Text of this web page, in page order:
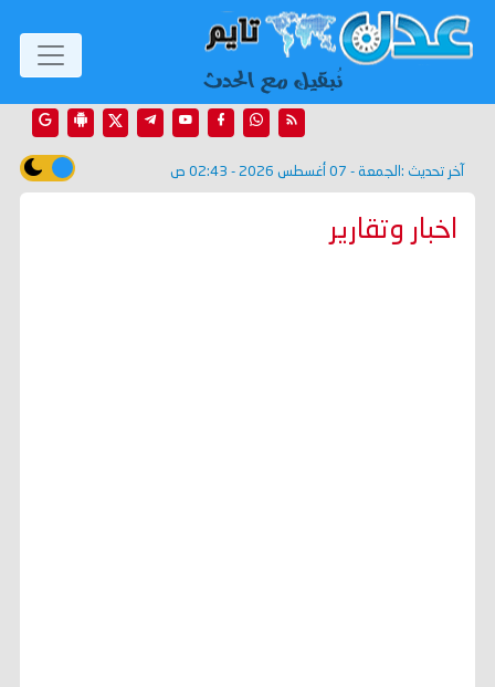
آخر تحديث : الجمعة - 07 أغسطس 2026 - 02:43 ص
اخبار وتقارير